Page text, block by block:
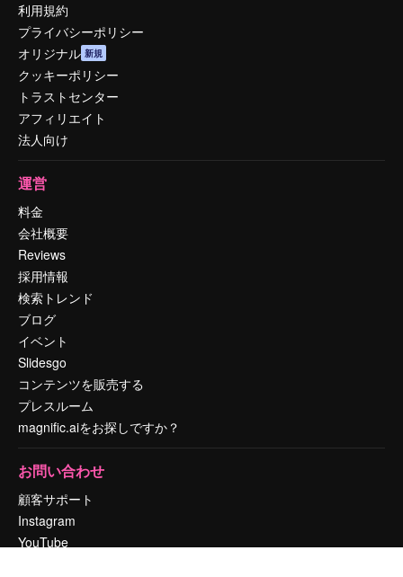
利用規約
プライバシーポリシー
オリジナル 新規
クッキーポリシー
トラストセンター
アフィリエイト
法人向け
運営
料金
会社概要
Reviews
採用情報
検索トレンド
ブログ
イベント
Slidesgo
コンテンツを販売する
プレスルーム
magnific.aiをお探しですか？
お問い合わせ
顧客サポート
Instagram
YouTube